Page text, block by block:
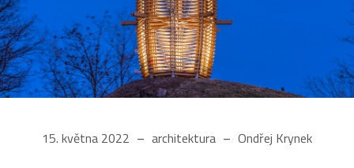
15. května 2022 architektura Ondřej Krynek